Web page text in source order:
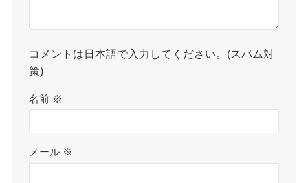
コメントは日本語で入力してください。(スパム対
策)
名前 ※
メール ※